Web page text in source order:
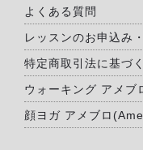
よくある質問
レッスンのお申込み
特定商取引法に基づ
ウォーキング アメブ
顔ヨガ アメブロ